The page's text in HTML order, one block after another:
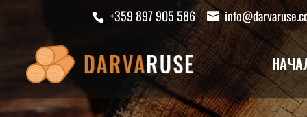
+359 897 905 586